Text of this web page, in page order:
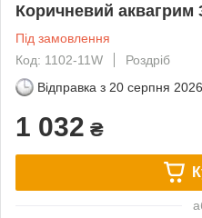
Коричневий аквагрим
Під замовлення
Код: 1102-11W
Роздріб
Відправка з 20 серпня 2026
1 032 ₴